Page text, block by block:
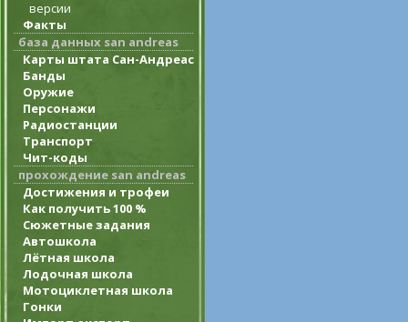
версии
Факты
база данных san andreas
Карты штата Сан-Андреас
Банды
Оружие
Персонажи
Радиостанции
Транспорт
Чит-коды
прохождение san andreas
Достижения и трофеи
Как получить 100 %
Сюжетные задания
Автошкола
Лётная школа
Лодочная школа
Мотоциклетная школа
Гонки